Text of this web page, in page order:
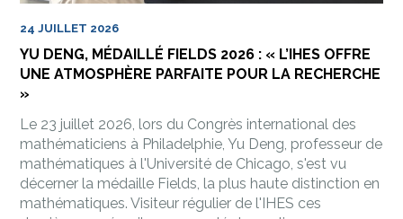
24 JUILLET 2026
YU DENG, MÉDAILLÉ FIELDS 2026 : « L’IHES OFFRE
UNE ATMOSPHÈRE PARFAITE POUR LA RECHERCHE
»
Le 23 juillet 2026, lors du Congrès international des
mathématiciens à Philadelphie, Yu Deng, professeur de
mathématiques à l'Université de Chicago, s'est vu
décerner la médaille Fields, la plus haute distinction en
mathématiques. Visiteur régulier de l'IHES ces